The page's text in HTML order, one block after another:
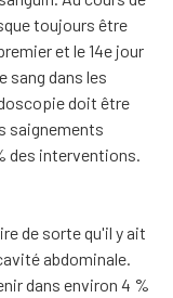
toujours être
et le 14e jour
sang dans les
doit être
saignements
des interventions.
de sorte qu'il y ait
abdominale.
dans environ 4 %